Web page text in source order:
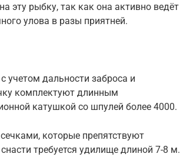
эту рыбку, так как она активно ведёт
улова в разы приятней.
учетом дальности заброса и
комплектуют длинным
катушкой со шпулей более 4000.
которые препятствуют
требуется удилище длиной 7-8 м.